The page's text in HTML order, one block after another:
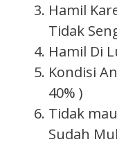
Hamil
Tidak
Hamil Di
Kondisi
40% )
Tidak
Sudah